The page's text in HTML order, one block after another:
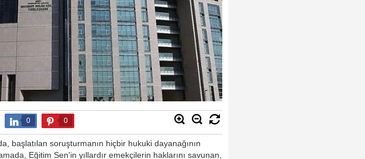
0 0
başlatılan soruşturmanın hiçbir hukuki dayanağının
Eğitim Sen'in yıllardır emekçilerin haklarını savunan,